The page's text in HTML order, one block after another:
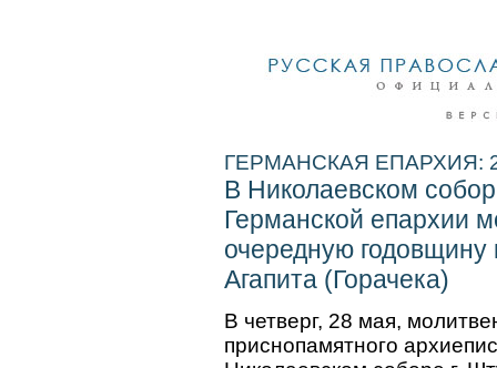
ГЕРМАНСКАЯ ЕПАРХИЯ:
В Николаевском
Германской епархии
очередную годовщину
Агапита (Горачека)
В четверг, 28 мая,
приснопамятного